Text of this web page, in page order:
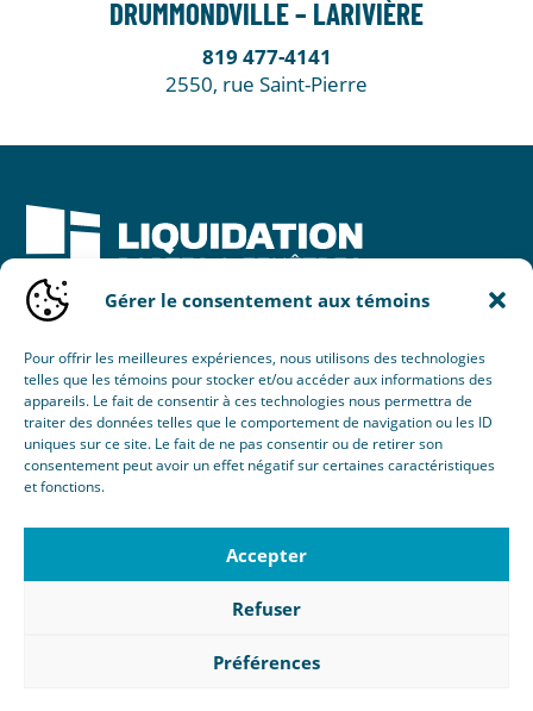
Gérer le consentement aux témoins
Pour offrir les meilleures expériences, nous utilisons des technologies
telles que les témoins pour stocker et/ou accéder aux informations des
appareils. Le fait de consentir à ces technologies nous permettra de
traiter des données telles que le comportement de navigation ou les ID
uniques sur ce site. Le fait de ne pas consentir ou de retirer son
consentement peut avoir un effet négatif sur certaines caractéristiques
et fonctions.
Accepter
Refuser
Préférences
DRUMMONDVILLE – LARIVIÈRE
819 477-4141
2550, rue Saint-Pierre
Une initiative de :
© 2026 Nouvel Horizon Portes & Fenêtres Inc.
Tous droits réservés.
RBQ : 8103-8077-38
Politique de confidentialité|Gérer le consentement aux